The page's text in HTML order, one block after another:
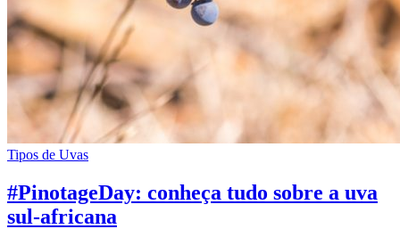
Tipos de Uvas
#PinotageDay: conheça tudo sobre a uva
sul-africana